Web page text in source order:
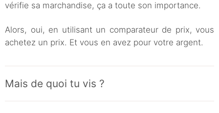
vérifie sa marchandise, ça a toute son importance.
Alors, oui, en utilisant un comparateur de prix, vous
achetez un prix. Et vous en avez pour votre argent.
Mais de quoi tu vis ?